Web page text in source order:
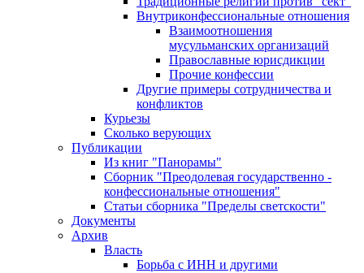
Внутриконфессиональные отношения
Взаимоотношения
мусульманских организаций
Православные юрисдикции
Прочие конфессии
Другие примеры сотрудничества и
конфликтов
Курьезы
Сколько верующих
Публикации
Из книг "Панорамы"
Сборник "Преодолевая государственно -
конфессиональные отношения"
Статьи сборника "Пределы светскости"
Документы
Архив
Власть
Борьба с ИНН и другими